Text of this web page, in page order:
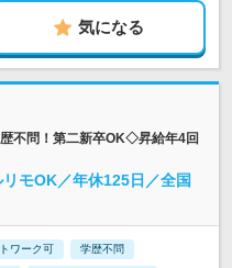
気になる
不問！第二新卒OK◇昇給年4回
モOK／年休125日／全国
ワーク可 学歴不問